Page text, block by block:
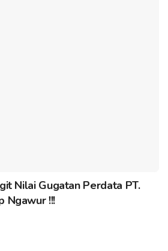
Nilai Gugatan Perdata PT.
Ngawur !!!